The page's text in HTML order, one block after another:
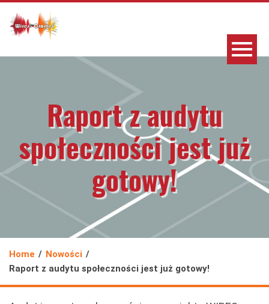
Raport z audytu
społeczności jest już
gotowy!
Home
Nowości
Raport z audytu społeczności jest już gotowy!